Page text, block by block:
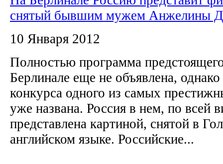
снятый бывшим мужем Анжелины
10 Января 2012
Полностью программа
Берлинале еще не объявлена,
конкурса одного из самых
уже названа. Россия в нем, по всей
представлена картиной, снятой в
английском языке. Российские...